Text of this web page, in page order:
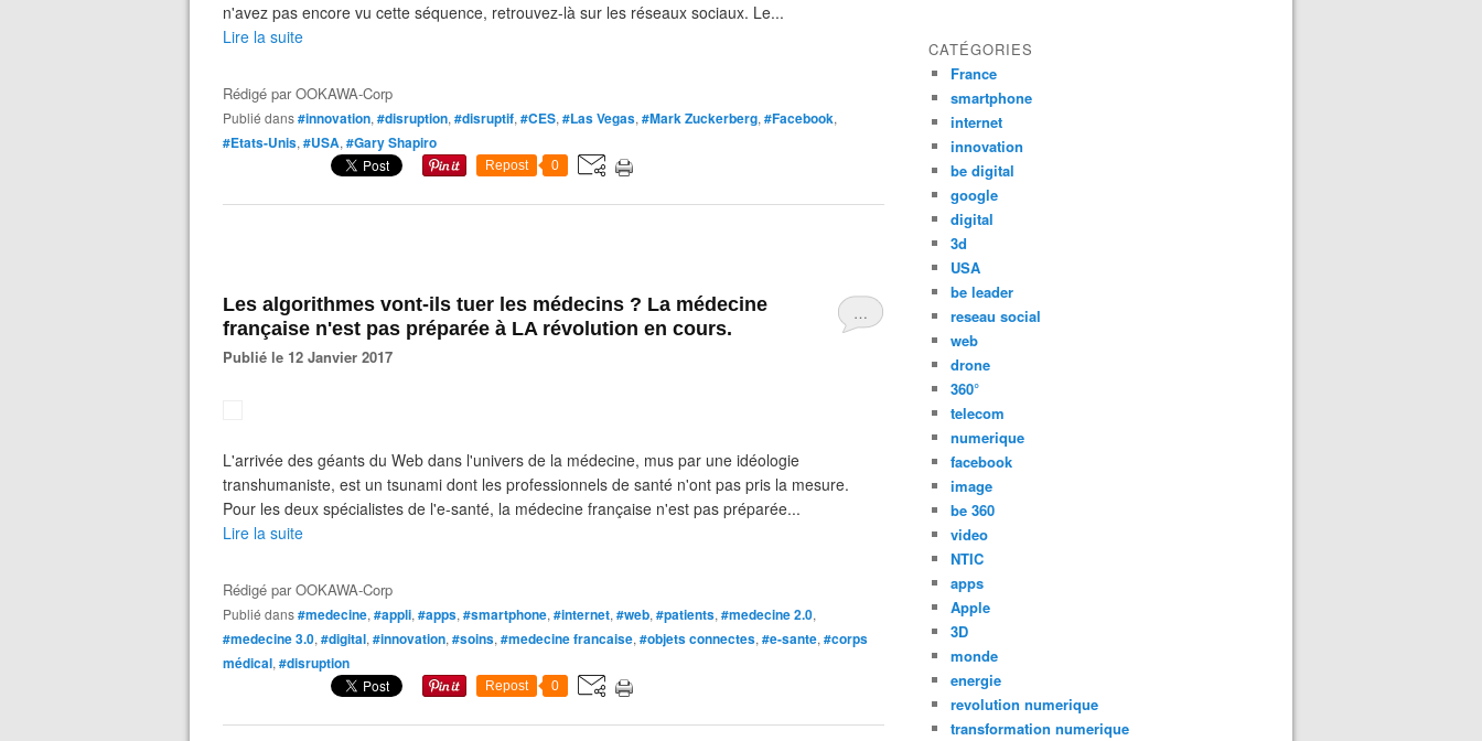
n'avez pas encore vu cette séquence, retrouvez-là sur les réseaux sociaux. Le...
Lire la suite
Rédigé parOOKAWA-Corp
Publié dans#innovation, #disruption, #disruptif, #CES, #Las Vegas, #Mark Zuckerberg, #Facebook,
#Etats-Unis, #USA, #Gary Shapiro
Repost 0
…
Les algorithmes vont-ils tuer les médecins ? La médecine
française n'est pas préparée à LA révolution en cours.
Publié le 12 Janvier 2017
L'arrivée des géants du Web dans l'univers de la médecine, mus par une idéologie
transhumaniste, est un tsunami dont les professionnels de santé n'ont pas pris la mesure.
Pour les deux spécialistes de l'e-santé, la médecine française n'est pas préparée...
Lire la suite
Rédigé parOOKAWA-Corp
Publié dans#medecine, #appli, #apps, #smartphone, #internet, #web, #patients, #medecine 2.0,
#medecine 3.0, #digital, #innovation, #soins, #medecine francaise, #objets connectes, #e-sante, #corps
médical, #disruption
Repost 0
CATÉGORIES
France
smartphone
internet
innovation
be digital
google
digital
3d
USA
be leader
reseau social
web
drone
360°
telecom
numerique
facebook
image
be 360
video
NTIC
apps
Apple
3D
monde
energie
revolution numerique
transformation numerique